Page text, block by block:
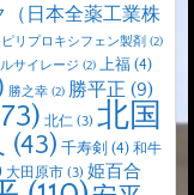
（日本全薬工業株
ピリプロキシフェン製剤 (2)
サイレージ (2) 上福 (4)
勝之幸 (2) 勝平正 (9)
北仁 (3) 北国
(43) 千寿剣 (4) 和牛
大田原市 (3) 姫百合